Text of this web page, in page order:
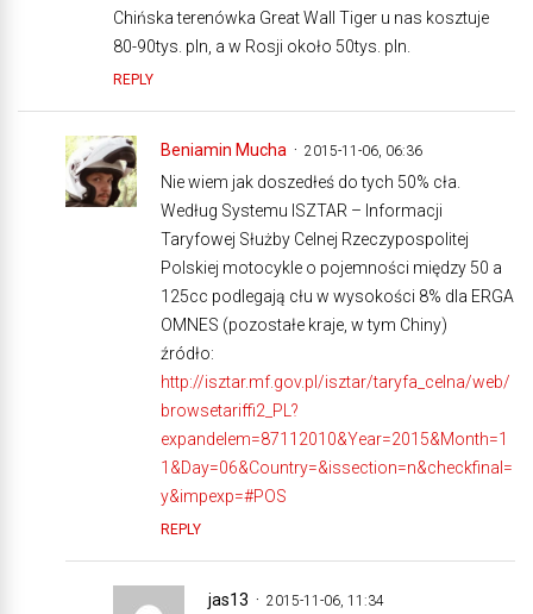
Chińska terenówka Great Wall Tiger u nas kosztuje
80-90tys. pln, a w Rosji około 50tys. pln.
REPLY
Beniamin Mucha 2015-11-06, 06:36
Nie wiem jak doszedłeś do tych 50% cła.
Według Systemu ISZTAR – Informacji
Taryfowej Służby Celnej Rzeczypospolitej
Polskiej motocykle o pojemności między 50 a
125cc podlegają cłu w wysokości 8% dla ERGA
OMNES (pozostałe kraje, w tym Chiny)
źródło:
http://isztar.mf.gov.pl/isztar/taryfa_celna/web/
browsetariffi2_PL?
expandelem=87112010&Year=2015&Month=1
1&Day=06&Country=&issection=n&checkfinal=
y&impexp=#POS
REPLY
jas13 2015-11-06, 11:34